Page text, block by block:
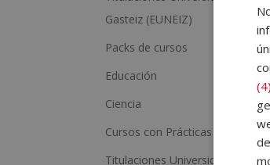
a
t
e
:
Gasteiz (EUNEIZ)
Packs de cursos
Educación
Ciencia
Cursos con Prácticas Incluídas
Titulaciones Universidad
(4)